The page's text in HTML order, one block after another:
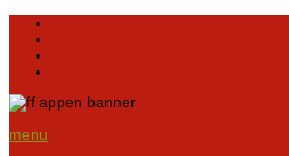
menu